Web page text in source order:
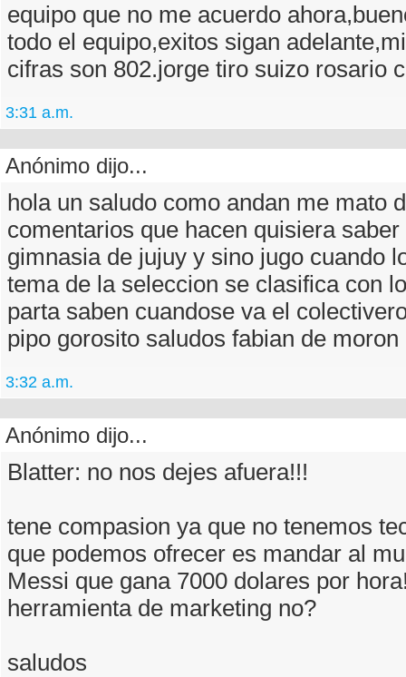
equipo que no me acuerdo
todo el equipo,exitos sigan
cifras son 802.jorge tiro suizo rosario
3:31 a.m.
Anónimo dijo...
hola un saludo como andan me mato
comentarios que hacen quisiera
gimnasia de jujuy y sino jugo cuando
tema de la seleccion se clasifica con
parta saben cuandose va el
pipo gorosito saludos fabian de moron
3:32 a.m.
Anónimo dijo...
Blatter: no nos dejes afuera!!!
tene compasion ya que no tenemos
que podemos ofrecer es mandar al
Messi que gana 7000 dolares por
herramienta de marketing no?
saludos